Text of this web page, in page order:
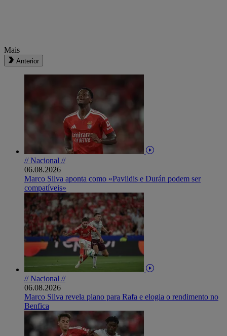
Mais
Anterior
// Nacional //
06.08.2026
Marco Silva aponta como «Pavlidis e Durán podem ser
compatíveis»
// Nacional //
06.08.2026
Marco Silva revela plano para Rafa e elogia o rendimento no
Benfica